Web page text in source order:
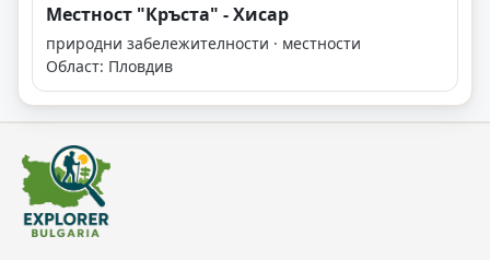
Местност "Кръста" - Хисар
природни забележителности · местности
Област: Пловдив